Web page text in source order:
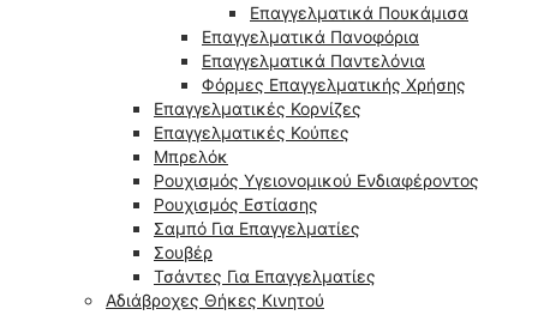
Επαγγελματικά Πουκάμισα
Επαγγελματικά Πανοφόρια
Επαγγελματικά Παντελόνια
Φόρμες Επαγγελματικής Χρήσης
Επαγγελματικές Κορνίζες
Επαγγελματικές Κούπες
Μπρελόκ
Ρουχισμός Υγειονομικού Ενδιαφέροντος
Ρουχισμός Εστίασης
Σαμπό Για Επαγγελματίες
Σουβέρ
Τσάντες Για Επαγγελματίες
Αδιάβροχες Θήκες Κινητού